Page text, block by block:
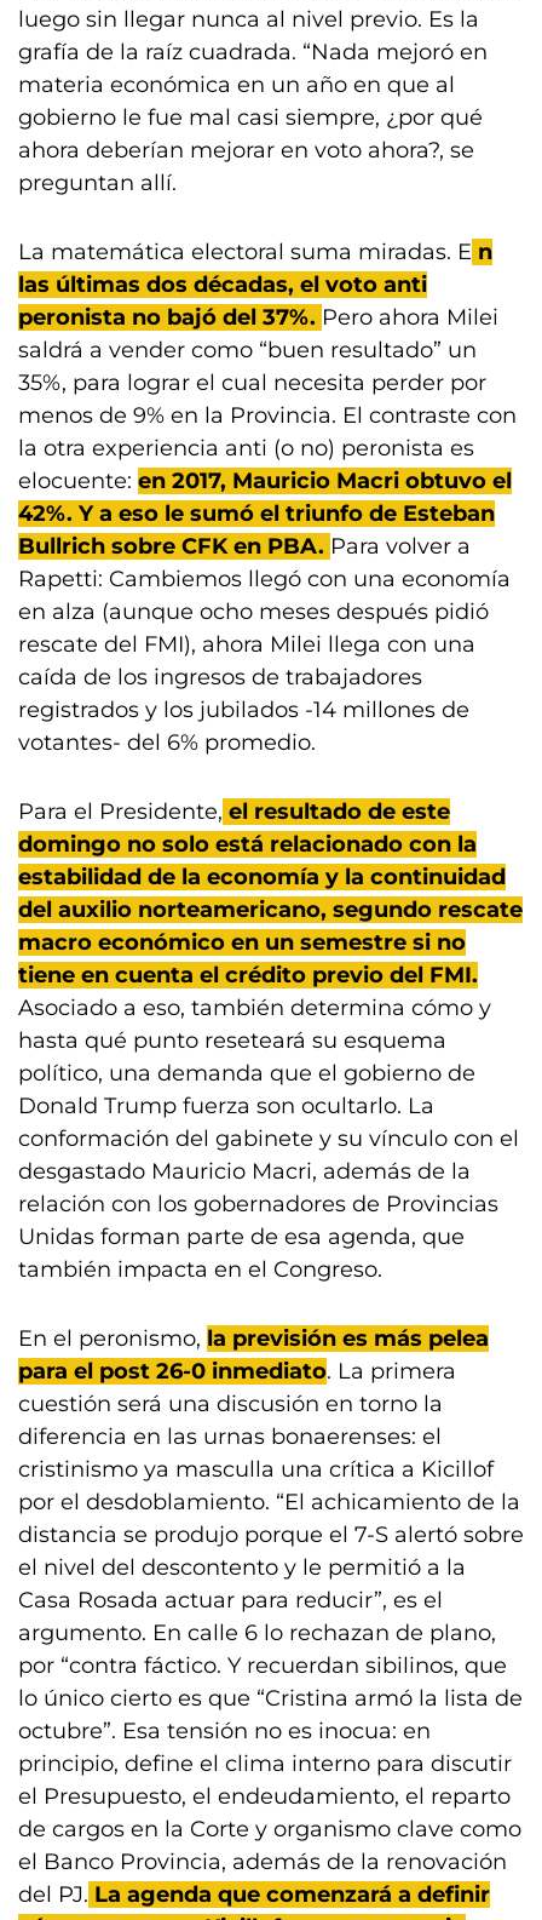
luego sin llegar nunca al nivel previo. Es la
grafía de la raíz cuadrada. “Nada mejoró en
materia económica en un año en que al
gobierno le fue mal casi siempre, ¿por qué
ahora deberían mejorar en voto ahora?, se
preguntan allí.
La matemática electoral suma miradas. E n
las últimas dos décadas, el voto anti
peronista no bajó del 37%. Pero ahora Milei
saldrá a vender como “buen resultado” un
35%, para lograr el cual necesita perder por
menos de 9% en la Provincia. El contraste con
la otra experiencia anti (o no) peronista es
elocuente: en 2017, Mauricio Macri obtuvo el
42%. Y a eso le sumó el triunfo de Esteban
Bullrich sobre CFK en PBA. Para volver a
Rapetti: Cambiemos llegó con una economía
en alza (aunque ocho meses después pidió
rescate del FMI), ahora Milei llega con una
caída de los ingresos de trabajadores
registrados y los jubilados -14 millones de
votantes- del 6% promedio.
Para el Presidente, el resultado de este
domingo no solo está relacionado con la
estabilidad de la economía y la continuidad
del auxilio norteamericano, segundo rescate
macro económico en un semestre si no
tiene en cuenta el crédito previo del FMI.
Asociado a eso, también determina cómo y
hasta qué punto reseteará su esquema
político, una demanda que el gobierno de
Donald Trump fuerza son ocultarlo. La
conformación del gabinete y su vínculo con el
desgastado Mauricio Macri, además de la
relación con los gobernadores de Provincias
Unidas forman parte de esa agenda, que
también impacta en el Congreso.
En el peronismo, la previsión es más pelea
para el post 26-0 inmediato. La primera
cuestión será una discusión en torno la
diferencia en las urnas bonaerenses: el
cristinismo ya masculla una crítica a Kicillof
por el desdoblamiento. “El achicamiento de la
distancia se produjo porque el 7-S alertó sobre
el nivel del descontento y le permitió a la
Casa Rosada actuar para reducir”, es el
argumento. En calle 6 lo rechazan de plano,
por “contra fáctico. Y recuerdan sibilinos, que
lo único cierto es que “Cristina armó la lista de
octubre”. Esa tensión no es inocua: en
principio, define el clima interno para discutir
el Presupuesto, el endeudamiento, el reparto
de cargos en la Corte y organismo clave como
el Banco Provincia, además de la renovación
del PJ. La agenda que comenzará a definir